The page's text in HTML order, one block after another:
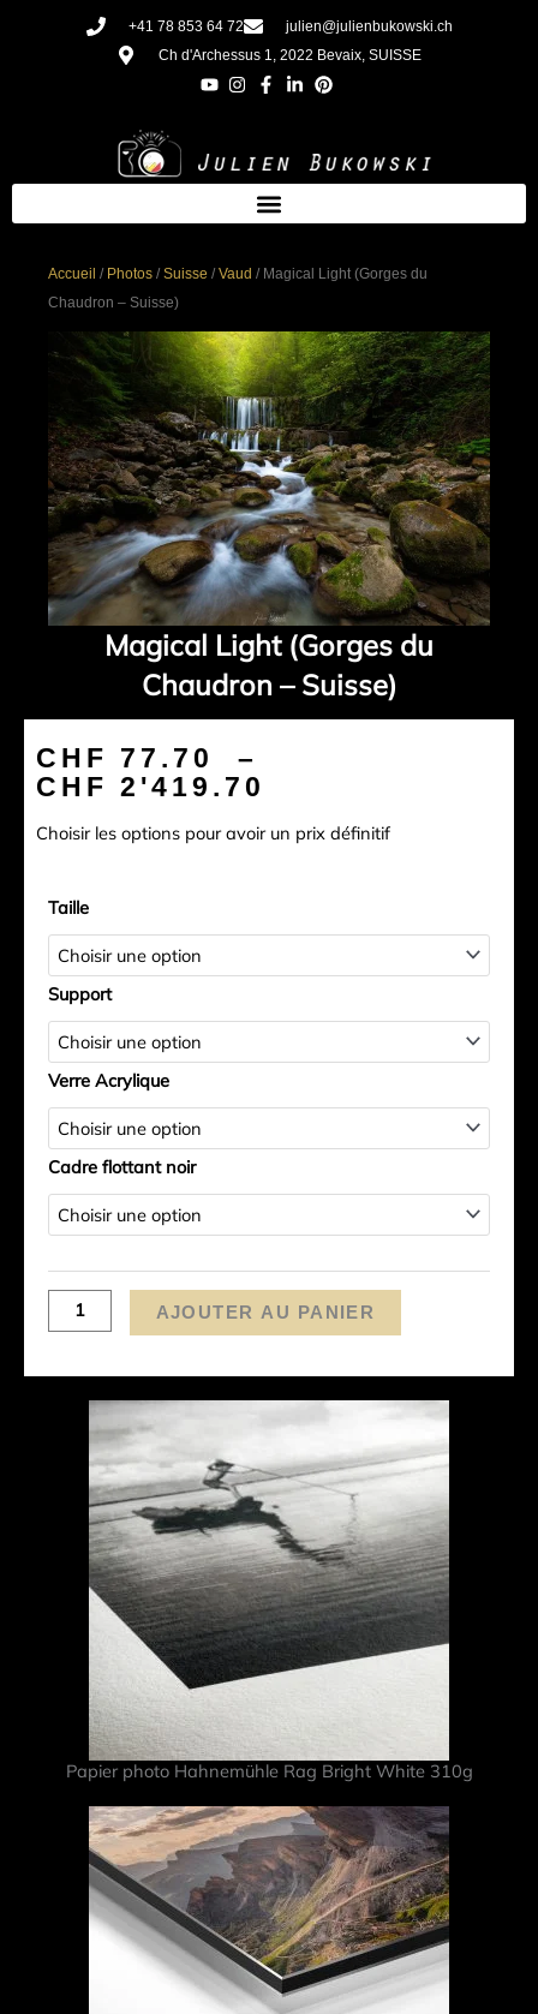
+41 78 853 64 72
julien@julienbukowski.ch
Ch d'Archessus 1, 2022 Bevaix, SUISSE
Accueil / Photos / Suisse / Vaud / Magical Light (Gorges du
Chaudron – Suisse)
Magical Light (Gorges du
Chaudron – Suisse)
CHF 77.70
–
CHF 2'419.70
CHF 77.70
Choisir les options pour avoir un prix définitif
Taille
Support
Verre Acrylique
Cadre flottant noir
de
Magical
Light
(Gorges
du
Chaudron
-
Suisse)
AJOUTER AU PANIER
Papier photo Hahnemühle Rag Bright White 310g